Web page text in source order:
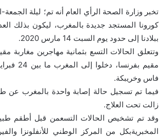
ببلادنا إلى حدود يوم السبت 14 مارس 2020.
فاس وخريبكة.
فيما تم تسجيل حالة إصابة واحدة بالمغرب عن
زالت تحت العلاج.
وقد تم تشخيص الحالات التسعمن قبل أطقم
المخبريةبكل من المركز الوطني للأنفلونزا